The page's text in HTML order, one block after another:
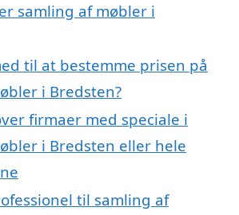
samling af møbler i
til at bestemme prisen på
i Bredsten?
firmaer med speciale i
i Bredsten eller hele
til samling af